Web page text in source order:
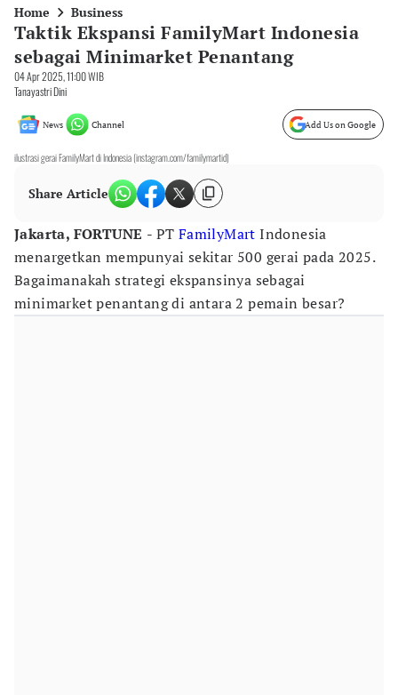
Home Business
Taktik Ekspansi FamilyMart Indonesia
sebagai Minimarket Penantang
04 Apr 2025, 11:00 WIB
Tanayastri Dini
News Channel Add Us on Google
ilustrasi gerai FamilyMart di Indonesia (instagram.com/familymartid)
Share Article
Jakarta, FORTUNE - PT FamilyMart Indonesia
menargetkan mempunyai sekitar 500 gerai pada 2025.
Bagaimanakah strategi ekspansinya sebagai
minimarket penantang di antara 2 pemain besar?